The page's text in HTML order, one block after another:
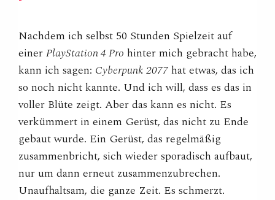
Nachdem ich selbst 50 Stunden Spielzeit auf
einerPlayStation 4 Pro hinter mich gebracht habe,
kann ich sagen: Cyberpunk 2077hat etwas, das ich
so noch nicht kannte. Und ich will, dass es das in
voller Blüte zeigt. Aber das kann es nicht. Es
verkümmert in einem Gerüst, das nicht zu Ende
gebaut wurde. Ein Gerüst, das regelmäßig
zusammenbricht, sich wieder sporadisch aufbaut,
nur um dann erneut zusammenzubrechen.
Unaufhaltsam, die ganze Zeit. Es schmerzt.